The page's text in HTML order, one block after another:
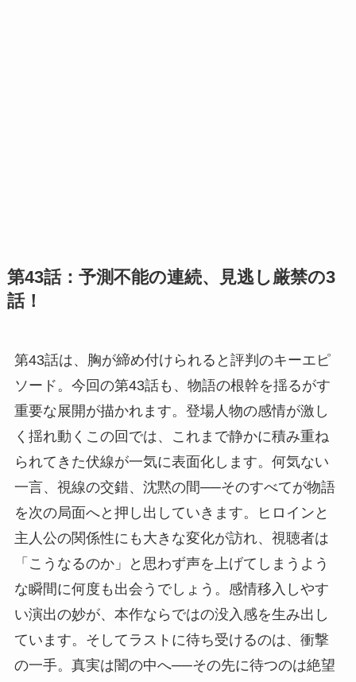
第43話：予測不能の連続、見逃し厳禁の3
話！
第43話は、胸が締め付けられると評判のキーエピ
ソード。今回の第43話も、物語の根幹を揺るがす
重要な展開が描かれます。登場人物の感情が激し
く揺れ動くこの回では、これまで静かに積み重ね
られてきた伏線が一気に表面化します。何気ない
一言、視線の交錯、沈黙の間──そのすべてが物語
を次の局面へと押し出していきます。ヒロインと
主人公の関係性にも大きな変化が訪れ、視聴者は
「こうなるのか」と思わず声を上げてしまうよう
な瞬間に何度も出会うでしょう。感情移入しやす
い演出の妙が、本作ならではの没入感を生み出し
ています。そしてラストに待ち受けるのは、衝撃
の一手。真実は闇の中へ──その先に待つのは絶望